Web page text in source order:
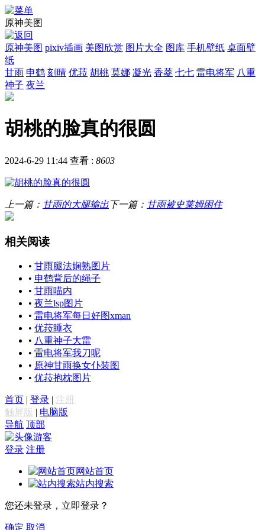
原神美图
原神美图 pixiv插画 美图欣赏 图片大全 图库 手机壁纸 桌面壁
纸
甘雨 申鹤 刻晴 优菈 胡桃 莫娜 凝光 香菱 七七 雷电将军 八重
神子 夜兰
胡桃的脸真的很圆
2024-6-29 11:44 查看 : 8603
上一篇： 甘雨的大腿输出下一篇： 甘雨被史莱姆困住
相关阅读
• 甘雨腿法娴熟图片
• 申鹤背后的绳子
• 甘雨喵内
• 夜兰lsp图片
• 雷电将军每日好图xman
• 优菈睡衣
• 八重神子大雷
• 雷电将军我刀呢
• 原神甘雨换女仆装图
• 优菈抱枕图片
首页 | 登录 | 注册
触屏版 | 电脑版
导航 顶部
游客
登录 注册
网站首页
站内搜索
您还未登录，立即登录？
确定 取消